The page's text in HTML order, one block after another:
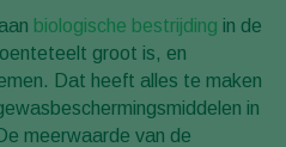
biologische bestrijding in de
groot is, en
Dat heeft alles te maken
in
meerwaarde van de